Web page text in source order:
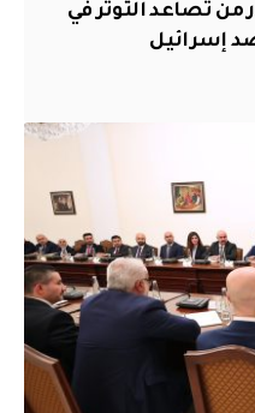
من تصاعد التوتر في
إسرائيل